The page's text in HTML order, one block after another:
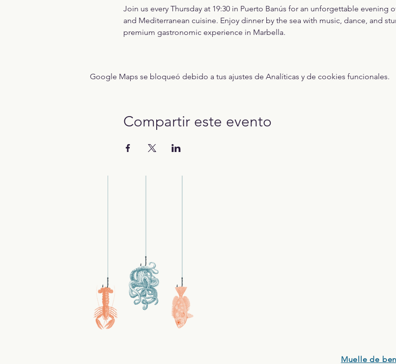
Join us every Thursday at 19:30 in Puerto Banús for an unforgettable evening
and Mediterranean cuisine. Enjoy dinner by the sea with music, dance, and
premium gastronomic experience in Marbella.
Google Maps se bloqueó debido a tus ajustes de Analíticas y de cookies funcionales.
Compartir este evento
Muelle de